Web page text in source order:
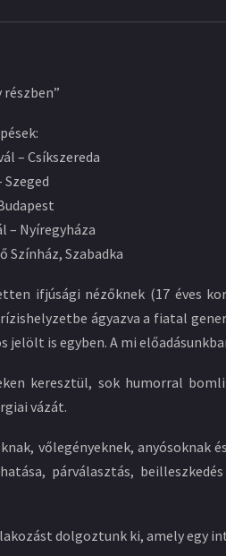
– Csíkszereda
Szeged
– Nyíregyháza
Színház, Szabadka
ifjúsági nézőknek (17 éves
ágyazva a fiatal
jelölt is egyben. A mi
keresztül, sok humorral
vázát.
vőlegényeknek,
párválasztás,
dolgoztunk ki, amely egy